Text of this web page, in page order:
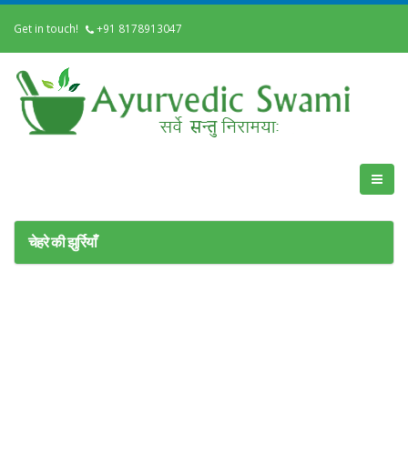
Get in touch! +91 8178913047
चेहरे की झुर्रियाँ